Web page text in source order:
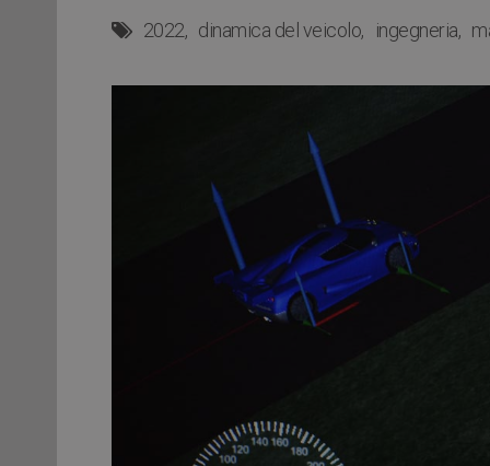
2022 dinamica del veicolo ingegneria